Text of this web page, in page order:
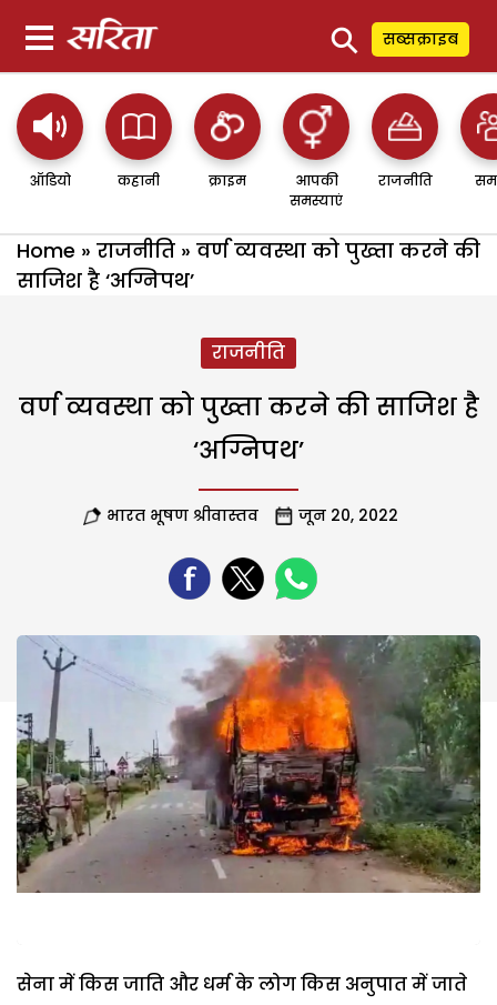
⚲ सब्सक्राइब
ऑडियो कहानी क्राइम
आपकी
समस्याएं
राजनीति
Home » राजनीति » वर्ण व्यवस्था को पुख्ता करने की
साजिश है ‘अग्निपथ’
राजनीति
वर्ण व्यवस्था को पुख्ता करने की साजिश है
‘अग्निपथ’
भारत भूषण श्रीवास्तव जून 20, 2022
सेना में किस जाति और धर्म के लोग किस अनुपात में जाते